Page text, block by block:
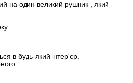
на один великий рушник , який
в будь-який інтер'єр.